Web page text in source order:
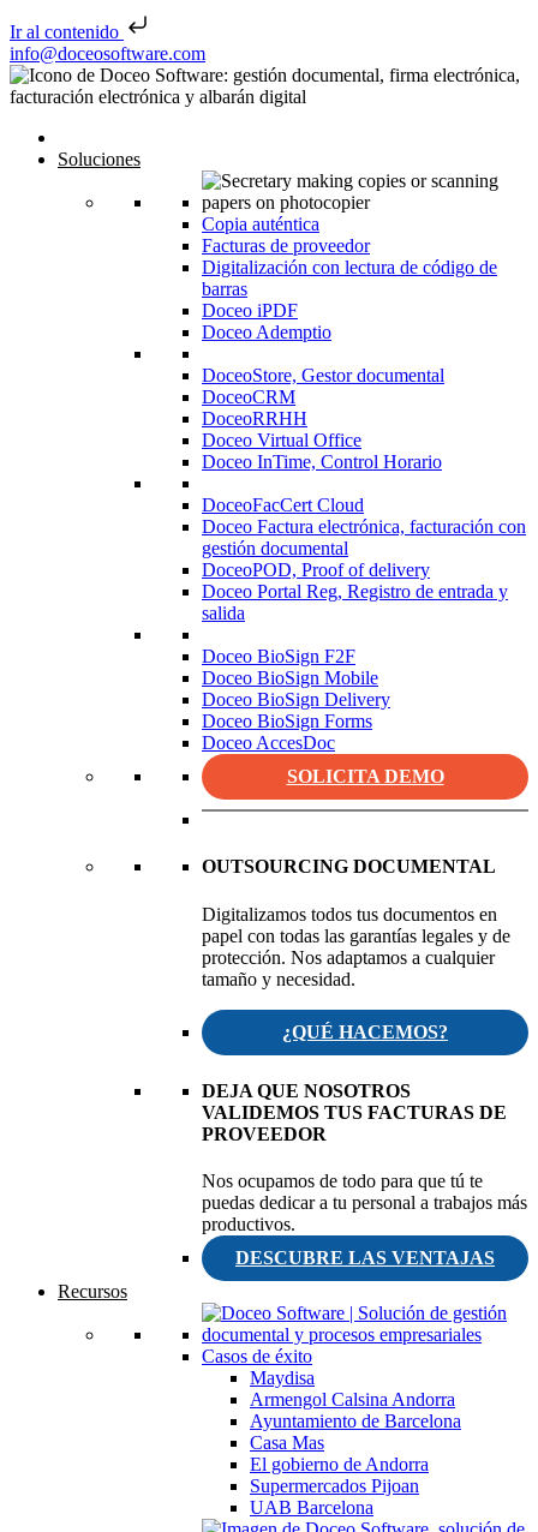
Ir al contenido
Saltar al contenido
info@doceosoftware.com
Navegación de entradas
Soluciones
Copia auténtica
Facturas de proveedor
Digitalización con lectura de código de
barras
Doceo iPDF
Doceo Ademptio
DoceoStore, Gestor documental
DoceoCRM
DoceoRRHH
Doceo Virtual Office
Doceo InTime, Control Horario
DoceoFacCert Cloud
Doceo Factura electrónica, facturación con
gestión documental
DoceoPOD, Proof of delivery
Doceo Portal Reg, Registro de entrada y
salida
Doceo BioSign F2F
Doceo BioSign Mobile
Doceo BioSign Delivery
Doceo BioSign Forms
Doceo AccesDoc
SOLICITA DEMO
OUTSOURCING DOCUMENTAL
Digitalizamos todos tus documentos en
papel con todas las garantías legales y de
protección. Nos adaptamos a cualquier
tamaño y necesidad.
¿QUÉ HACEMOS?
DEJA QUE NOSOTROS
VALIDEMOS TUS FACTURAS DE
PROVEEDOR
Nos ocupamos de todo para que tú te
puedas dedicar a tu personal a trabajos más
productivos.
DESCUBRE LAS VENTAJAS
Recursos
Casos de éxito
Maydisa
Armengol Calsina Andorra
Ayuntamiento de Barcelona
Casa Mas
El gobierno de Andorra
Supermercados Pijoan
UAB Barcelona